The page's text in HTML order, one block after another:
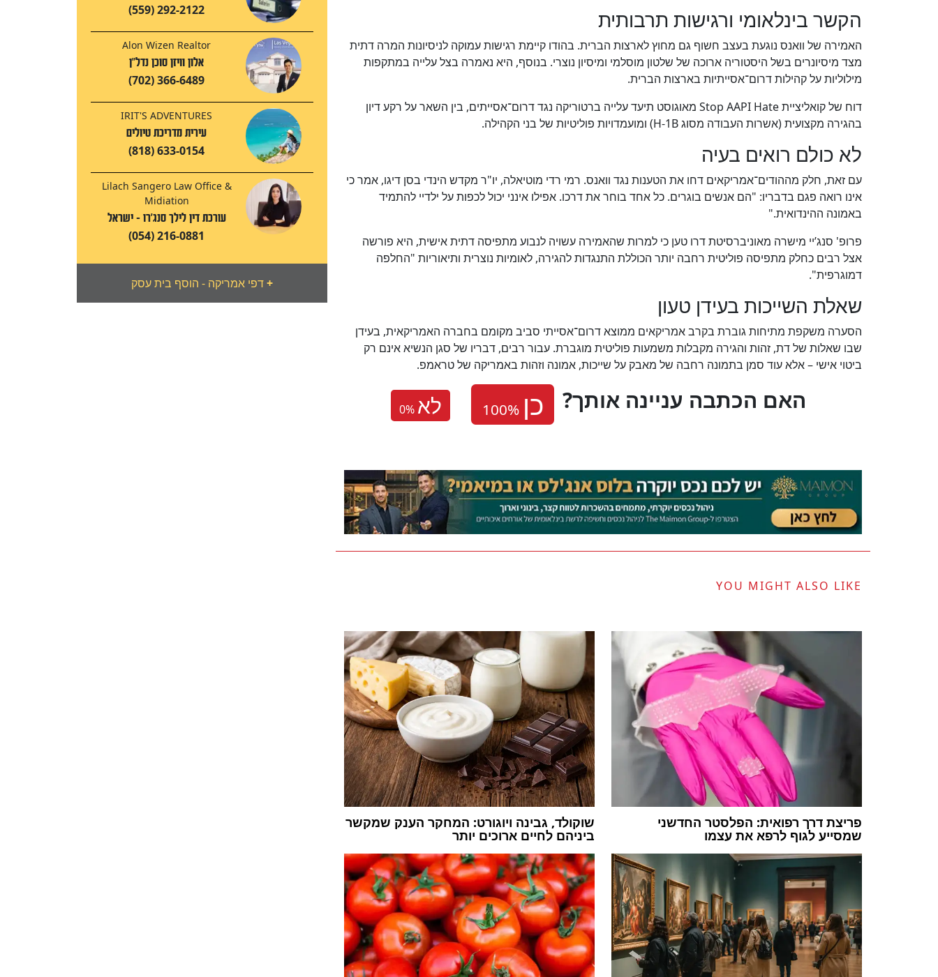
(559) 292-2122
Alon Wizen Realtor
אלון וויזן סוכן נדל"ן
(702) 366-6489
IRIT'S ADVENTURES
עירית מדריכת טיולים
(818) 633-0154
Lilach Sangero Law Office &
Midiation
עורכת דין לילך סנג'רו - ישראל
(054) 216-0881
דפי אמריקה - הוסף בית עסק+
הקשר בינלאומי ורגישות תרבותית
האמירה של וואנס נוגעת בעצב חשוף גם מחוץ לארצות הברית. בהודו קיימת רגישות עמוקה לניסיונות המרה דתית
מצד מיסיונרים בשל היסטוריה ארוכה של שלטון מוסלמי ומיסיון נוצרי. בנוסף, היא נאמרה בצל עלייה במתקפות
מילוליות על קהילות דרום־אסייתיות בארצות הברית.
דוח של קואליציית Stop AAPI Hate מאוגוסט תיעד עלייה ברטוריקה נגד דרום־אסייתים, בין השאר על רקע דיון
בהגירה מקצועית (אשרות העבודה מסוג H-1B) ומועמדויות פוליטיות של בני הקהילה.
לא כולם רואים בעיה
עם זאת, חלק מההודים־אמריקאים דחו את הטענות נגד וואנס. רמי רדי מוטיאלה, יו"ר מקדש הינדי בסן דיגו, אמר כי
אינו רואה פגם בדבריו: "הם אנשים בוגרים. כל אחד בוחר את דרכו. אפילו אינני יכול לכפות על ילדיי להתמיד
באמונה ההינדואית."
פרופ' סנג’יי מישרה מאוניברסיטת דרו טען כי למרות שהאמירה עשויה לנבוע מתפיסה דתית אישית, היא פורשה
אצל רבים כחלק מתפיסה פוליטית רחבה יותר הכוללת התנגדות להגירה, לאומיות נוצרית ותיאוריות "החלפה
דמוגרפית".
שאלת השייכות בעידן טעון
הסערה משקפת מתיחות גוברת בקרב אמריקאים ממוצא דרום־אסייתי סביב מקומם בחברה האמריקאית, בעידן
שבו שאלות של דת, זהות והגירה מקבלות משמעות פוליטית מוגברת. עבור רבים, דבריו של סגן הנשיא אינם רק
ביטוי אישי – אלא עוד סמן בתמונה רחבה של מאבק על שייכות, אמונה וזהות באמריקה של טראמפ.
0% לא ?האם הכתבה עניינה אותך
YOU MIGHT ALSO LIKE
שוקולד, גבינה ויוגורט: המחקר הענק שמקשר
ביניהם לחיים ארוכים יותר
פריצת דרך רפואית: הפלסטר החדשני
שמסייע לגוף לרפא את עצמו